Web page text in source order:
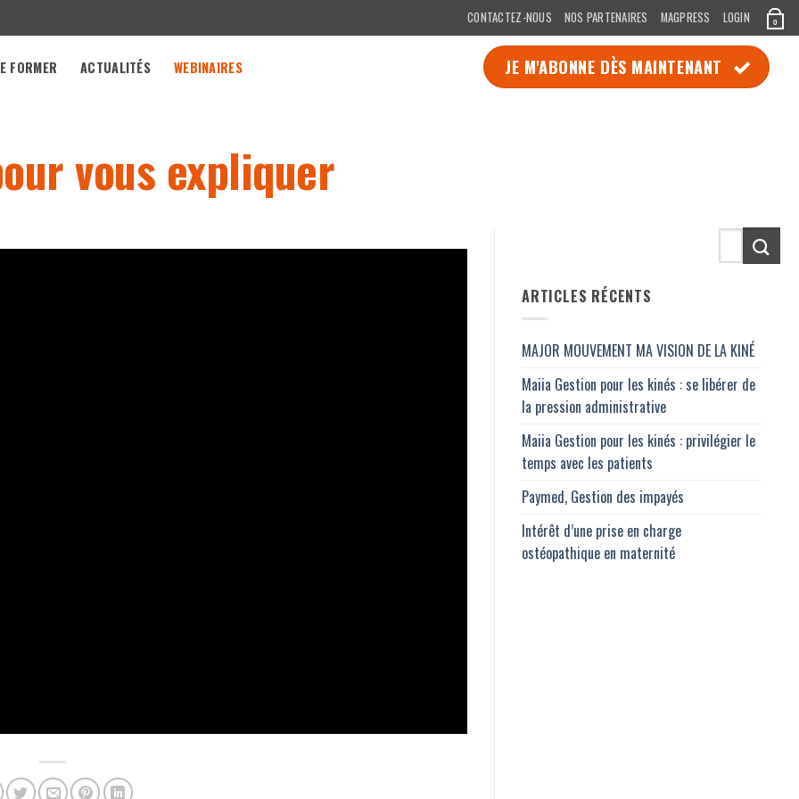
CONTACTEZ-NOUS NOS PARTENAIRES MAGPRESS LOGIN 0
FORMER ACTUALITÉS WEBINAIRES JE M'ABONNE DÈS MAINTENANT
vous expliquer
ARTICLES RÉCENTS
MAJOR MOUVEMENT MA VISION DE LA KINÉ
Maiia Gestion pour les kinés : se libérer de
la pression administrative
Maiia Gestion pour les kinés : privilégier le
temps avec les patients
Paymed, Gestion des impayés
Intérêt d’une prise en charge
ostéopathique en maternité